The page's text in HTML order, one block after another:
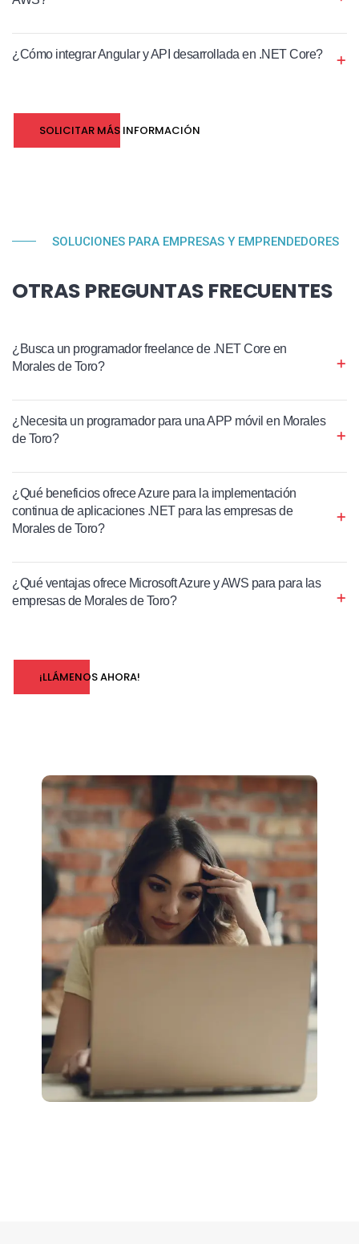
¿Cómo integrar Angular y API desarrollada en .NET Core?
SOLICITAR MÁS INFORMACIÓN
SOLUCIONES PARA EMPRESAS Y EMPRENDEDORES
OTRAS PREGUNTAS FRECUENTES
¿Busca un programador freelance de .NET Core en
Morales de Toro?
¿Necesita un programador para una APP móvil en Morales
de Toro?
¿Qué beneficios ofrece Azure para la implementación
continua de aplicaciones .NET para las empresas de
Morales de Toro?
¿Qué ventajas ofrece Microsoft Azure y AWS para para las
empresas de Morales de Toro?
¡LLÁMENOS AHORA!